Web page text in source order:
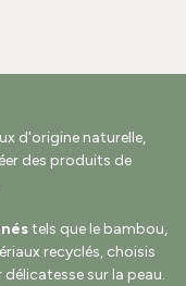
d'origine naturelle,
des produits de
tels que le bambou,
recyclés, choisis
sur la peau.